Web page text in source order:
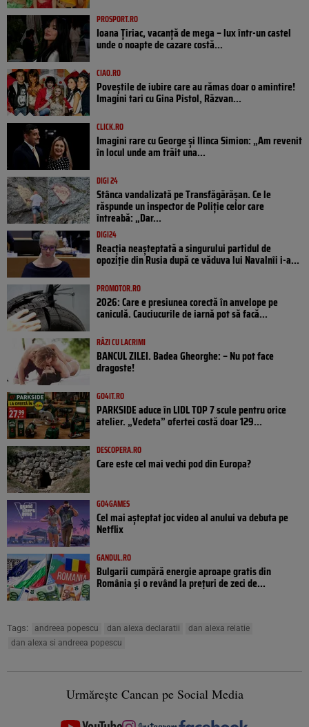
PROSPORT.RO
Ioana Țiriac, vacanță de mega – lux într-un castel
unde o noapte de cazare costă...
CIAO.RO
Poveştile de iubire care au rămas doar o amintire!
Imagini tari cu Gina Pistol, Răzvan...
CLICK.RO
Imagini rare cu George și Ilinca Simion: „Am revenit
în locul unde am trăit una...
DIGI 24
Stânca vandalizată pe Transfăgărășan. Ce le
răspunde un inspector de Poliție celor care
întreabă: „Dar...
DIGI24
Reacția neașteptată a singurului partidul de
opoziţie din Rusia după ce văduva lui Navalnîi i-a...
PROMOTOR.RO
2026: Care e presiunea corectă în anvelope pe
caniculă. Cauciucurile de iarnă pot să facă...
RÂZI CU LACRIMI
BANCUL ZILEI. Badea Gheorghe: – Nu pot face
dragoste!
GO4IT.RO
PARKSIDE aduce în LIDL TOP 7 scule pentru orice
atelier. „Vedeta” ofertei costă doar 129...
DESCOPERA.RO
Care este cel mai vechi pod din Europa?
GO4GAMES
Cel mai așteptat joc video al anului va debuta pe
Netflix
GANDUL.RO
Bulgarii cumpără energie aproape gratis din
România și o revând la prețuri de zeci de...
Tags: andreea popescu dan alexa declaratii
dan alexa relatie
dan alexa si andreea popescu
Urmărește Cancan pe Social Media